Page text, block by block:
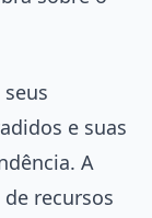
e suas
A
recursos